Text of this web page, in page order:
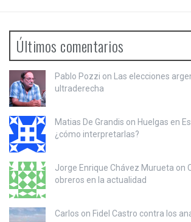
Últimos comentarios
Pablo Pozzi on
Las elecciones
ultraderecha
Matias De Grandis on Huelgas en
¿cómo interpretarlas?
Jorge Enrique Chávez Murueta on
obreros en la actualidad
Carlos on Fidel Castro contra los